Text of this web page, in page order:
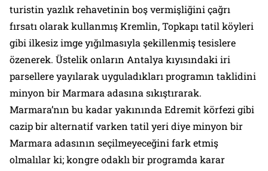
turistin yazlık rehavetinin boş vermişliğini çağrı
fırsatı olarak kullanmışKremlin,Topkapıtatil köyleri
gibi ilkesiz imge yığılmasıyla şekillenmiş tesislere
özenerek. Üstelik onların Antalya kıyısındaki iri
parsellere yayılarak uyguladıkları programın taklidini
minyon bir Marmara adasına sıkıştırarak.
Marmara’nın bu kadar yakınında Edremit körfezi gibi
cazip bir alternatif varken tatil yeri diye minyon bir
Marmara adasının seçilmeyeceğini fark etmiş
olmalılar ki; kongre odaklı bir programda karar